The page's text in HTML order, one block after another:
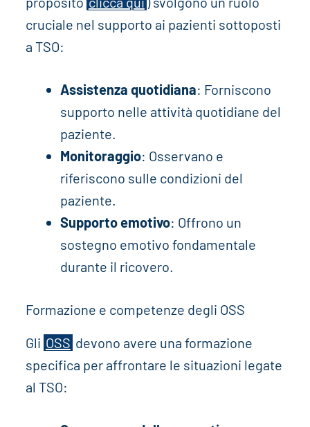
cruciale nel supporto ai pazienti sottoposti
a TSO:
Assistenza quotidiana: Forniscono
supporto nelle attività quotidiane del
paziente.
Monitoraggio: Osservano e
riferiscono sulle condizioni del
paziente.
Supporto emotivo: Offrono un
sostegno emotivo fondamentale
durante il ricovero.
Formazione e competenze degli OSS
Gli OSS devono avere una formazione
specifica per affrontare le situazioni legate
al TSO: